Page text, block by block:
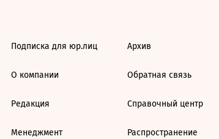
Подписка для юр.лиц
О компании
Редакция
Менеджмент
Архив
Обратная связь
Справочный центр
Распространение